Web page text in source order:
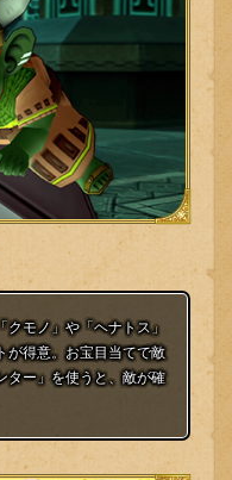
モノ」や「ヘナトス」
が得意。お宝目当てで敵
ター」を使うと、敵が確